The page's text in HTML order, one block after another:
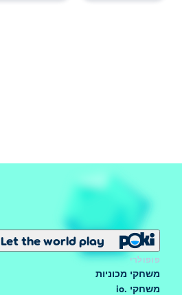
Let the world play
פופולרי
משחקי מכוניות
משחקי .io